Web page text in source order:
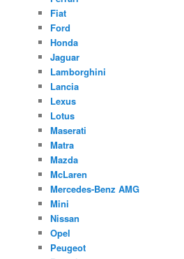
Fiat
Ford
Honda
Jaguar
Lamborghini
Lancia
Lexus
Lotus
Maserati
Matra
Mazda
McLaren
Mercedes-Benz AMG
Mini
Nissan
Opel
Peugeot